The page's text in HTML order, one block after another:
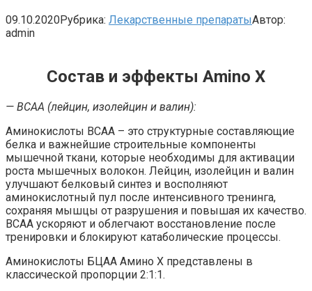
09.10.2020Рубрика: Лекарственные препаратыАвтор:
admin
Состав и эффекты Amino X
— ВСАА (лейцин, изолейцин и валин):
Аминокислоты ВСАА – это структурные составляющие
белка и важнейшие строительные компоненты
мышечной ткани, которые необходимы для активации
роста мышечных волокон. Лейцин, изолейцин и валин
улучшают белковый синтез и восполняют
аминокислотный пул после интенсивного тренинга,
сохраняя мышцы от разрушения и повышая их качество.
ВСАА ускоряют и облегчают восстановление после
тренировки и блокируют катаболические процессы.
Аминокислоты БЦАА Амино Х представлены в
классической пропорции 2:1:1.